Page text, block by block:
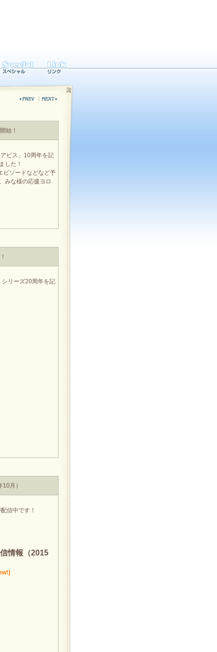
始！
ビス」10周年を記
した！
ピソードなどなど予
みな様の応援ヨロ
シリーズ20周年を記
月）
信中です！
情報（2015